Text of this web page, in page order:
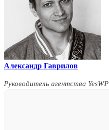
Александр Гаврилов
Руководитель агентства YesWP